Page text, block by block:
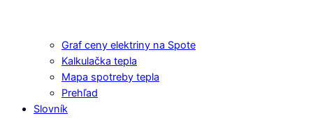
Graf ceny elektriny na Spote
Kalkulačka tepla
Mapa spotreby tepla
Prehľad
Slovník